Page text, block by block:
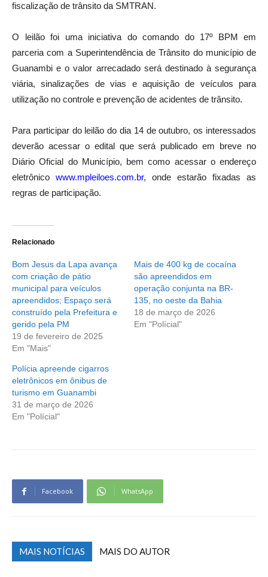
fiscalização de trânsito da SMTRAN.
O leilão foi uma iniciativa do comando do 17º BPM em
parceria com a Superintendência de Trânsito do município de
Guanambi e o valor arrecadado será destinado à segurança
viária, sinalizações de vias e aquisição de veículos para
utilização no controle e prevenção de acidentes de trânsito.
Para participar do leilão do dia 14 de outubro, os interessados
deverão acessar o edital que será publicado em breve no
Diário Oficial do Município, bem como acessar o endereço
eletrônico www.mpleiloes.com.br, onde estarão fixadas as
regras de participação.
Relacionado
Bom Jesus da Lapa avança
com criação de pátio
municipal para veículos
apreendidos; Espaço será
construído pela Prefeitura e
gerido pela PM
19 de fevereiro de 2025
Em "Mais"
Mais de 400 kg de cocaína
são apreendidos em
operação conjunta na BR-
135, no oeste da Bahia
18 de março de 2026
Em "Polícial"
Polícia apreende cigarros
eletrônicos em ônibus de
turismo em Guanambi
31 de março de 2026
Em "Polícial"
Facebook WhatsApp
MAIS NOTÍCIAS MAIS DO AUTOR